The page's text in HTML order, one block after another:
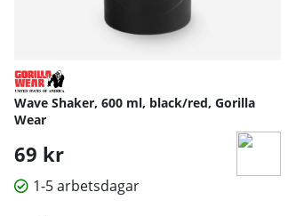
Wave Shaker, 600 ml, black/red, Gorilla
Wear
69 kr
1-5 arbetsdagar